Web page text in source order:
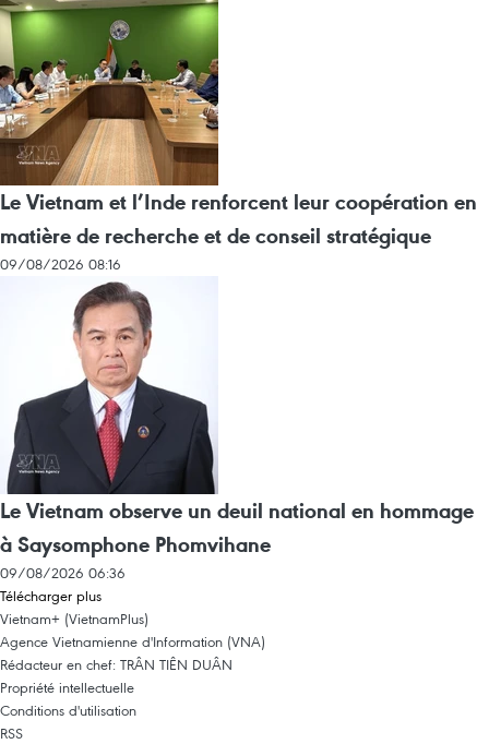
Le Vietnam et l’Inde renforcent leur coopération en
matière de recherche et de conseil stratégique
09/08/2026 08:16
Le Vietnam observe un deuil national en hommage
à Saysomphone Phomvihane
09/08/2026 06:36
Télécharger plus
Vietnam+ (VietnamPlus)
Agence Vietnamienne d'Information (VNA)
Rédacteur en chef: TRÂN TIÊN DUÂN
Propriété intellectuelle
Conditions d'utilisation
RSS